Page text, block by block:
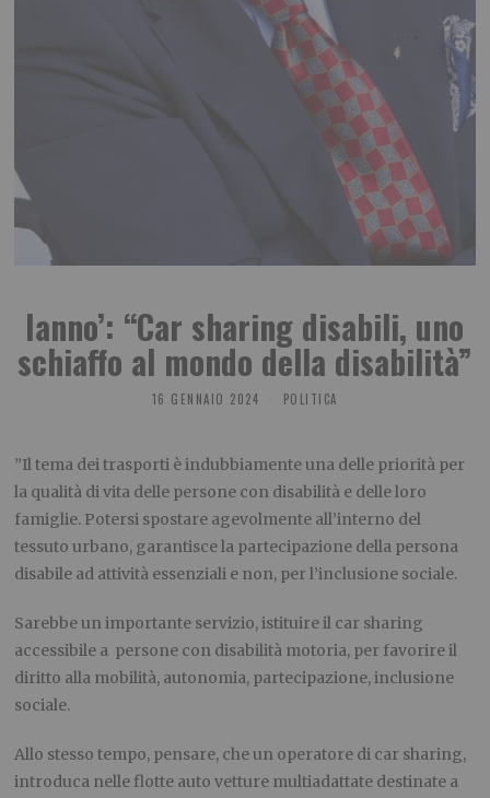
Ianno’: “Car sharing disabili, uno
schiaffo al mondo della disabilità”
16 GENNAIO 2024 POLITICA
”Il tema dei trasporti è indubbiamente una delle priorità per
la qualità di vita delle persone con disabilità e delle loro
famiglie. Potersi spostare agevolmente all’interno del
tessuto urbano, garantisce la partecipazione della persona
disabile ad attività essenziali e non, per l’inclusione sociale.
Sarebbe un importante servizio, istituire il car sharing
accessibile a persone con disabilità motoria, per favorire il
diritto alla mobilità, autonomia, partecipazione, inclusione
sociale.
Allo stesso tempo, pensare, che un operatore di car sharing,
introduca nelle flotte auto vetture multiadattate destinate a